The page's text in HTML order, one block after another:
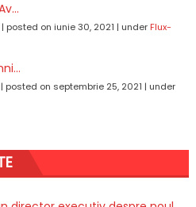
posted on iunie 30, 2021 | under Flux-
posted on septembrie 25, 2021 | under